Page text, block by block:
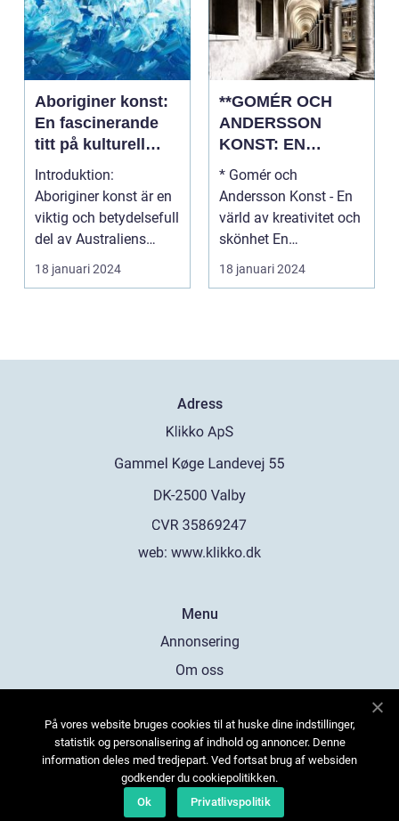
Aboriginer konst:
En fascinerande
titt på kulturell
mångfald och
kreativitet
Introduktion:
Aboriginer konst är en
viktig och betydelsefull
del av Australiens
kulturella arv. Un...
18 januari 2024
**GOMÉR OCH
ANDERSSON
KONST: EN
ÖVERSIKT OCH
ANALYS**
* Gomér och
Andersson Konst - En
värld av kreativitet och
skönhet En
övergripande, grundlig
översi...
18 januari 2024
Adress
web: www.klikko.dk
Menu
Annonsering
Om oss
Kontakta oss
Sitemap
På vores website bruges cookies til at huske dine indstillinger,
statistik og personalisering af indhold og annoncer. Denne
information deles med tredjepart. Ved fortsat brug af websiden
godkender du cookiepolitikken.
Ok
Privatlivspolitik